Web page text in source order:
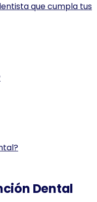
que cumpla tus
Dental